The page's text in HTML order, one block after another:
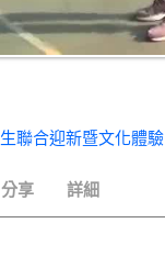
分享 詳細